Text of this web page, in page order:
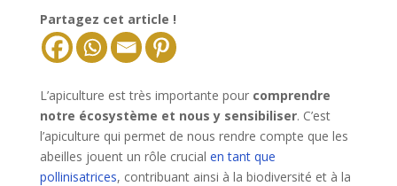
Partagez cet article !
L’apiculture est très importante pour comprendre
notre écosystème et nous y sensibiliser. C’est
l’apiculture qui permet de nous rendre compte que les
abeilles jouent un rôle crucial en tant que
pollinisatrices, contribuant ainsi à la biodiversité et à la